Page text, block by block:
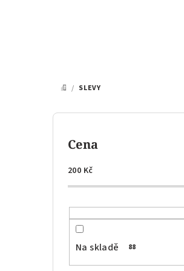
DOMŮ
/ SLEVY
P
Cena
200 Kč
Na skladě 88